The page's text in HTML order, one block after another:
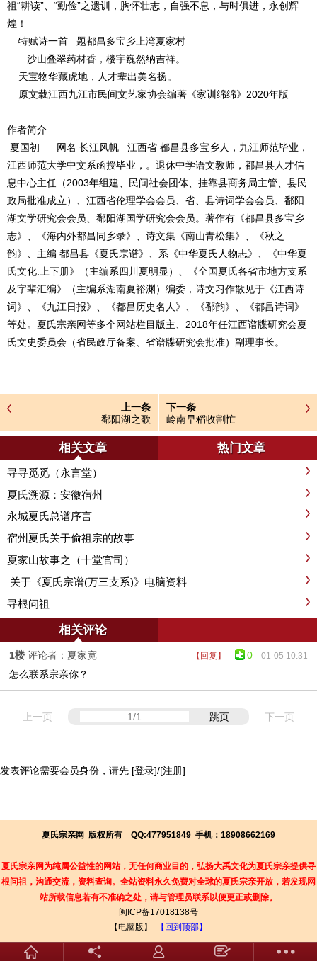
祖“耕读”、“勤俭”之遗训，胸怀壮志，自强不息，与时俱进，永创辉
煌！
特赋诗一首 题都昌多宝乡上湾夏家村
沙山叠翠药材香，楼宇巍然纳吉祥。
天宝物华藏虎地，人才辈出美名扬。
原文载江西九江市民间文艺家协会编著《家训绵绵》2020年版
作者简介
夏国初 网名 长江风帆 江西省 都昌县多宝乡人，九江师范毕业，
江西师范大学中文系函授毕业，。退休中学语文教师，都昌县人才信
息中心主任（2003年组建、民间社会团体、挂靠县商务局主管、县民
政局批准成立）、江西省伦理学会会员、省、县诗词学会会员、鄱阳
湖文学研究会会员、鄱阳湖国学研究会会员。著作有《都昌县多宝乡
志》、《海内外都昌同乡录》、诗文集《南山青松集》、《秋之
韵》、主编 都昌县《夏氏宗谱》、系《中华夏氏人物志》、《中华夏
氏文化.上下册》（主编系四川夏明显）、《全国夏氏各省市地方支系
及字辈汇编》（主编系湖南夏裕渊）编委，诗文习作散见于《江西诗
词》、《九江日报》、《都昌历史名人》、《鄱韵》、《都昌诗词》
等处。夏氏宗亲网等多个网站栏目版主、2018年任江西谱牒研究会夏
氏文史委员会（省民政厅备案、省谱牒研究会批准）副理事长。
上一条
鄱阳湖之歌
下一条
岭南早稻收割忙
相关文章 热门文章
寻寻觅觅（永言堂）
夏氏溯源：安徽宿州
永城夏氏总谱序言
宿州夏氏关于偷祖宗的故事
夏家山故事之（十堂官司）
关于《夏氏宗谱(万三支系)》电脑资料
寻根问祖
相关评论
【回复】 0 01-05 10:31
1楼 评论者：夏家宽
怎么联系宗亲你？
上一页 跳页 下一页
发表评论需要会员身份，请先 [登录]/[注册]
夏氏宗亲网 版权所有 QQ:477951849 手机：18908662169
夏氏宗亲网为纯属公益性的网站，无任何商业目的，弘扬大禹文化为夏氏宗亲提供寻
根问祖，沟通交流，资料查询。 全站资料永久免费对全球的夏氏宗亲开放，若发现网
站所载信息若有不准确之处，请与管理员联系以便更正或删除。
闽ICP备17018138号
【电脑版】
【回到顶部】